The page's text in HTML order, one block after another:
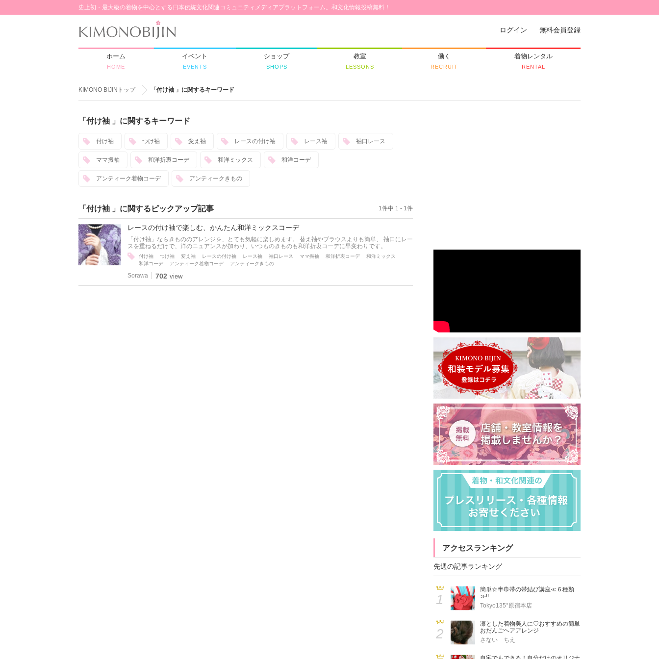
史上初・最大級の着物を中心とする日本伝統文化関連コミュニティメディアプラットフォーム。和文化情報投稿無料！
ログイン 無料会員登録
ホーム
HOME
イベント
EVENTS
ショップ
SHOPS
教室
LESSONS
働く
RECRUIT
着物レンタル
RENTAL
KIMONO BIJINトップ 「付け袖 」に関するキーワード
「付け袖 」に関するキーワード
付け袖 つけ袖 変え袖 レースの付け袖 レース袖 袖口レース
ママ振袖 和洋折衷コーデ 和洋ミックス 和洋コーデ
アンティーク着物コーデ アンティークきもの
「付け袖 」に関するピックアップ記事 1件中 1 - 1件
レースの付け袖で楽しむ、かんたん和洋ミックスコーデ
「付け袖」ならきもののアレンジを、とても気軽に楽しめます。 替え袖やブラウスよりも簡単、 袖口にレー
スを重ねるだけで、洋のニュアンスが加わり、いつものきものも和洋折衷コーデに早変わりです。
付け袖 つけ袖 変え袖 レースの付け袖 レース袖 袖口レース ママ振袖 和洋折衷コーデ
和洋ミックス
和洋コーデ
アンティーク着物コーデ アンティークきもの
Sorawa 702 view
アクセスランキング
先週の記事ランキング
1
簡単☆半巾帯の帯結び講座≪６種類
≫!!
Tokyo135°原宿本店
2
凛とした着物美人に♡おすすめの簡単
おだんごヘアアレンジ
さない ちえ